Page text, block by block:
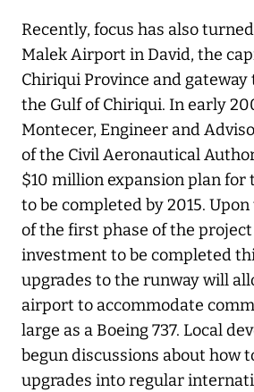
Recently, focus has also
Malek Airport in David, the
Chiriqui Province and
the Gulf of Chiriqui. In early
Montecer, Engineer and
of the Civil Aeronautical
$10 million expansion plan for
to be completed by 2015.
of the first phase of the
investment to be completed
upgrades to the runway will
airport to accommodate
large as a Boeing 737. Local
begun discussions about how
upgrades into regular